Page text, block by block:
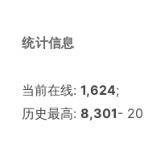
统计信息
当前在线:1,624;
历史最高:8,301-